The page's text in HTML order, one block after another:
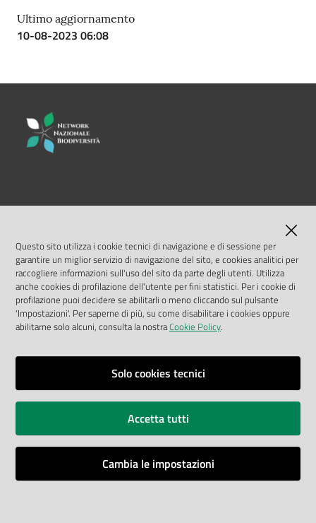
Ultimo aggiornamento
10-08-2023 06:08
LINK UTILI
MASE
ISPRA
Geoportale Nazionale
Biocase
Vai alla pagina
Note legali
Mappa del sito
Questo sito utilizza i cookie tecnici di navigazione e di sessione per
garantire un miglior servizio di navigazione del sito, e cookies analitici per
raccogliere informazioni sull'uso del sito da parte degli utenti. Utilizza
anche cookies di profilazione dell'utente per fini statistici. Per i cookie di
profilazione puoi decidere se abilitarli o meno cliccando sul pulsante
'Impostazioni'. Per saperne di più, su come disabilitare i cookies oppure
abilitarne solo alcuni, consulta la nostraCookie Policy.
Solo cookies tecnici
Accetta tutti
Cambia le impostazioni